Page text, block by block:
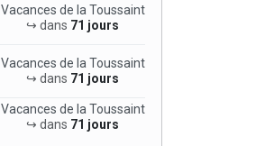
Vacances de la Toussaint
↪ dans 71 jours
Vacances de la Toussaint
↪ dans 71 jours
Vacances de la Toussaint
↪ dans 71 jours